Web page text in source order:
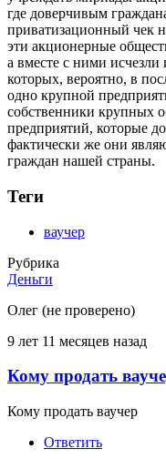
где доверчивым
приватизационный чек
эти акционерные
а вместе с ними
которых, вероятно, в
одно крупной
собственники крупных
предприятий, которые
фактически же они
граждан нашей страны.
Теги
ваучер
Рубрика
Деньги
Олег (не проверено)
9 лет 11 месяцев назад
Кому продать
Кому продать ваучер
Ответить